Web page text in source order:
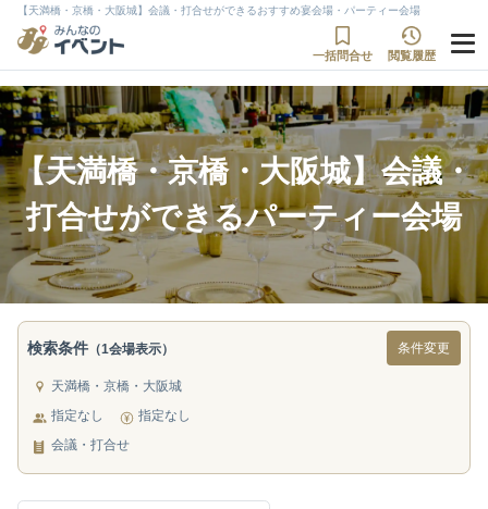
【天満橋・京橋・大阪城】会議・打合せができるおすすめ宴会場・パーティー会場
一括問合せ 閲覧履歴
【天満橋・京橋・大阪城】会議・
打合せができるパーティー会場
検索条件 （1会場表示） 条件変更
天満橋・京橋・大阪城
指定なし
指定なし
会議・打合せ